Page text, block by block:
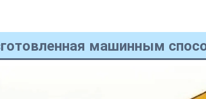
машинным